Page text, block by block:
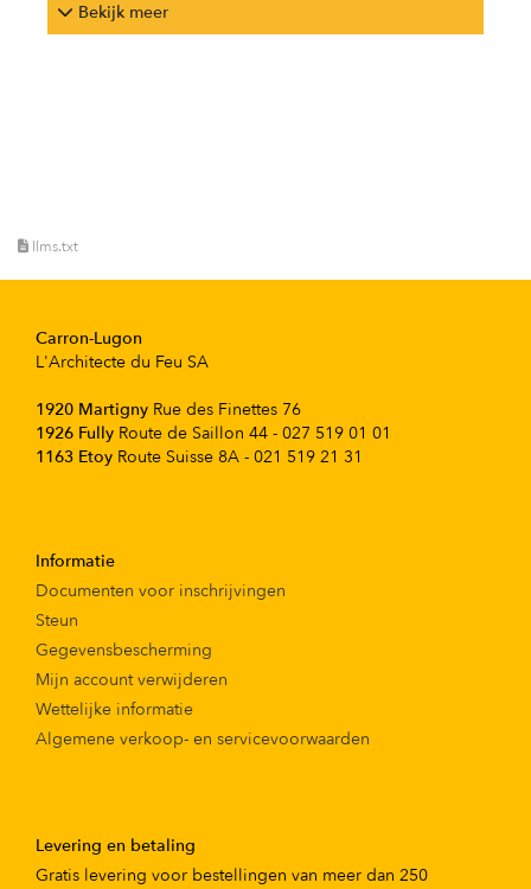
Bekijk meer
llms.txt
Carron-Lugon
L'Architecte du Feu SA
1920 Martigny Rue des Finettes 76
1926 Fully Route de Saillon 44 - 027 519 01 01
1163 Etoy Route Suisse 8A - 021 519 21 31
Informatie
Documenten voor inschrijvingen
Steun
Gegevensbescherming
Mijn account verwijderen
Wettelijke informatie
Algemene verkoop- en servicevoorwaarden
Levering en betaling
Gratis levering voor bestellingen van meer dan 250